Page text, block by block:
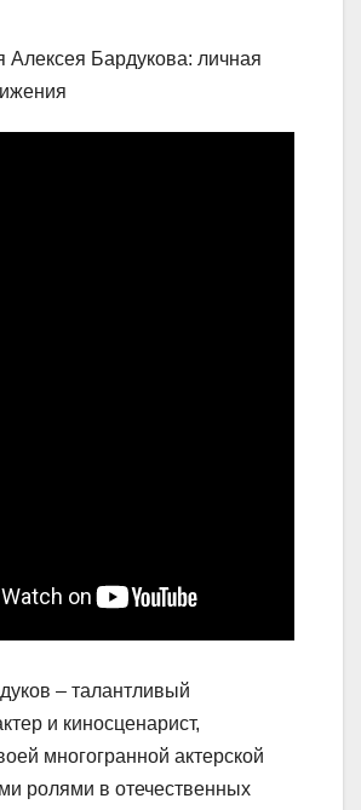
– талантливый
и киносценарист,
многогранной актерской
ролями в отечественных